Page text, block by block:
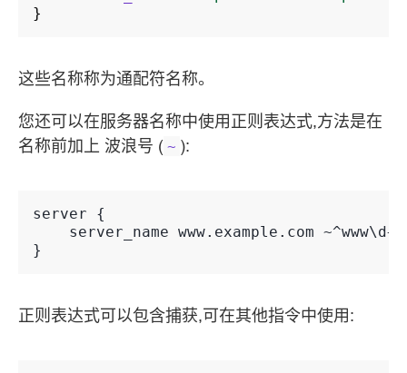
}
这些名称称为通配符名称。
您还可以在服务器名称中使用正则表达式,方法是在
名称前加上 波浪号 ( ~ ):
server {
server_name www.example.com
正则表达式可以包含捕获,可在其他指令中使用: